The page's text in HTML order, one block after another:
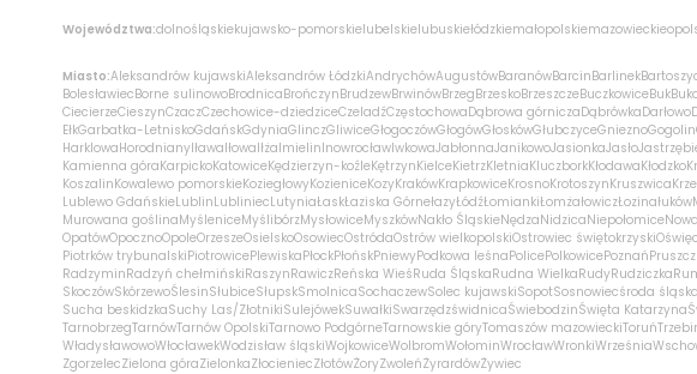
Województwa:dolnośląskiekujawsko-pomorskielubelskielubuskiełódzkiemałopolskiemazowieckie
Miasto:Aleksandrów kujawskiAleksandrów ŁódzkiAndrychówAugustówBaranówBarcinBarlinek
BolesławiecBorne sulinowoBrodnicaBrończynBrudzewBrwinówBrzegBrzeskoBrzeszczeBuczkowiceBuk
CiecierzeCieszynCzaczCzechowice-dziedziceCzeladźCzęstochowaDąbrowa górniczaDąbrówkaDarłowo
EłkGarbatka-LetniskoGdańskGdyniaGlinczGliwiceGłogoczówGłogówGłoskówGłubczyceGnieznoGogolin
HarklowaHorodnianyIławaIłowaIłżaImielinInowrocławIwkowaJabłonnaJanikowoJasionkaJasło
Kamienna góraKarpickoKatowiceKędzierzyn-koźleKętrzynKielceKietrzKletniaKluczborkKłodawaKłodzko
KoszalinKowalewo pomorskieKoziegłowyKozieniceKozyKrakówKrapkowiceKrosnoKrotoszynKruszwica
Lublewo GdańskieLublinLubliniecLutyniaŁaskŁaziska GórnełazyŁódźŁomiankiŁomżałowiczŁozinałuków
Murowana goślinaMyśleniceMyślibórzMysłowiceMyszkówNakło ŚląskieNędzaNidzicaNiepołomice
OpatówOpocznoOpoleOrzeszeOsielskoOsowiecOstródaOstrów wielkopolskiOstrowiec świętokrzyski
Piotrków trybunalskiPiotrowicePlewiskaPłockPłońskPniewyPodkowa leśnaPolicePolkowicePoznań
RadzyminRadzyń chełmińskiRaszynRawiczReńska WieśRuda ŚląskaRudna WielkaRudyRudziczka
SkoczówSkórzewoŚlesinSłubiceSłupskSmolnicaSochaczewSolec kujawskiSopotSosnowiecśroda śląska
Sucha beskidzkaSuchy Las/ZłotnikiSulejówekSuwałkiSwarzędzświdnicaŚwiebodzinŚwięta Katarzyna
TarnobrzegTarnówTarnów OpolskiTarnowo PodgórneTarnowskie góryTomaszów mazowieckiToruń
WładysławowoWłocławekWodzisław śląskiWojkowiceWolbromWołominWrocławWronkiWrześnia
ZgorzelecZielona góraZielonkaZłocieniecZłotówŻoryZwoleńŻyrardówŻywiec